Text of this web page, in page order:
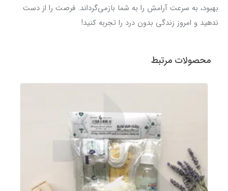
بهبود، به سرعت آرامش را به شما بازمی‌گرداند. فرصت را از دست
ندهید و امروز زندگی بدون درد را تجربه کنید!
محصولات مرتبط